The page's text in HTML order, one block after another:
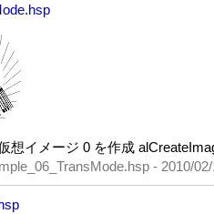
想イメージ 0 を作成
- 2010/